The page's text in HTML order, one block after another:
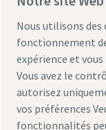
Filtres et
Nous utilisons
fonctionnement
expérience et
Vous avez le
autorisez
vos préférences
fonctionnalités